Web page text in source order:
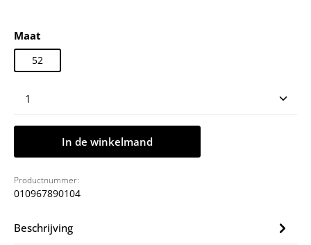
Selecteer
Maat
52
Producthoeveelheid: Voer de gewenste
In de winkelmand
Productnummer:
010967890104
Beschrijving